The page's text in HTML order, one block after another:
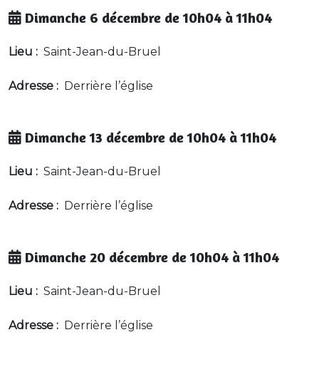
Dimanche 6 décembre de 10h04 à 11h04
Lieu : Saint-Jean-du-Bruel
Adresse : Derrière l’église
Dimanche 13 décembre de 10h04 à 11h04
Lieu : Saint-Jean-du-Bruel
Adresse : Derrière l’église
Dimanche 20 décembre de 10h04 à 11h04
Lieu : Saint-Jean-du-Bruel
Adresse : Derrière l’église